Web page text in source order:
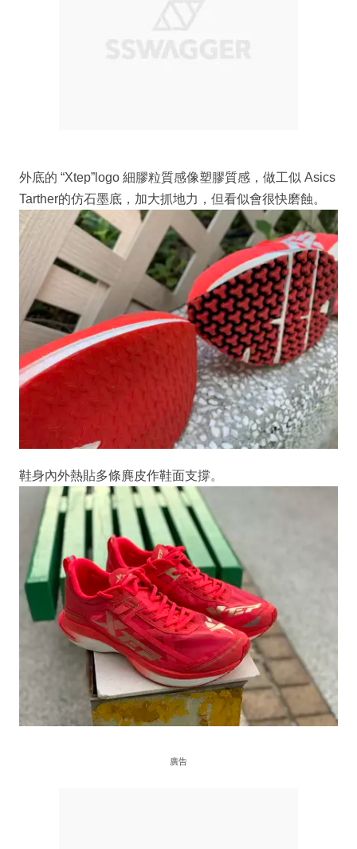
外底的 “Xtep”logo 細膠粒質感像塑膠質感，做工似 Asics
Tarther的仿石墨底，加大抓地力，但看似會很快磨蝕。
鞋身內外熱貼多條麂皮作鞋面支撐。
廣告